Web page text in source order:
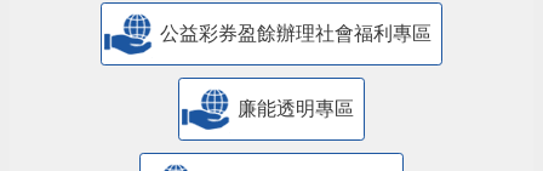
公益彩券盈餘辦理社會福利專區
廉能透明專區